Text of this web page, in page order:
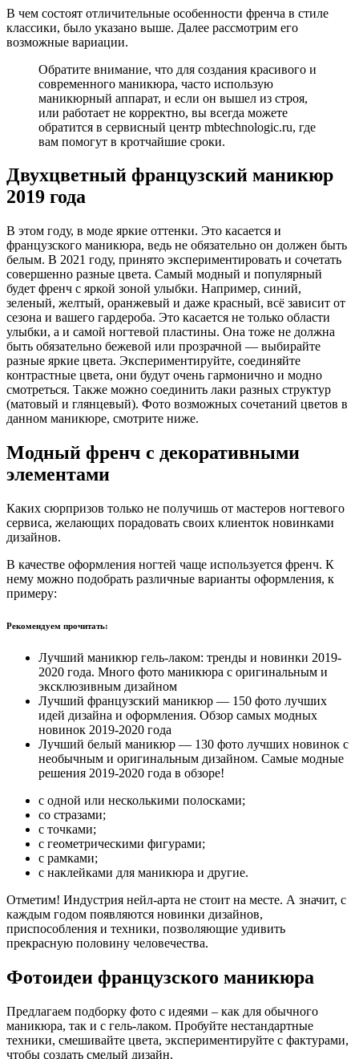
В чем состоят отличительные особенности френча в стиле
классики, было указано выше. Далее рассмотрим его
возможные вариации.
Обратите внимание, что для создания красивого и
современного маникюра, часто использую
маникюрный аппарат, и если он вышел из строя,
или работает не корректно, вы всегда можете
обратится в сервисный центр mbtechnologic.ru, где
вам помогут в кротчайшие сроки.
Двухцветный французский маникюр
2019 года
В этом году, в моде яркие оттенки. Это касается и
французского маникюра, ведь не обязательно он должен быть
белым. В 2021 году, принято экспериментировать и сочетать
совершенно разные цвета. Самый модный и популярный
будет френч с яркой зоной улыбки. Например, синий,
зеленый, желтый, оранжевый и даже красный, всё зависит от
сезона и вашего гардероба. Это касается не только области
улыбки, а и самой ногтевой пластины. Она тоже не должна
быть обязательно бежевой или прозрачной — выбирайте
разные яркие цвета. Экспериментируйте, соединяйте
контрастные цвета, они будут очень гармонично и модно
смотреться. Также можно соединить лаки разных структур
(матовый и глянцевый). Фото возможных сочетаний цветов в
данном маникюре, смотрите ниже.
Модный френч с декоративными
элементами
Каких сюрпризов только не получишь от мастеров ногтевого
сервиса, желающих порадовать своих клиенток новинками
дизайнов.
В качестве оформления ногтей чаще используется френч. К
нему можно подобрать различные варианты оформления, к
примеру:
Рекомендуем прочитать:
Лучший маникюр гель-лаком: тренды и новинки 2019-
2020 года. Много фото маникюра с оригинальным и
эксклюзивным дизайном
Лучший французский маникюр — 150 фото лучших
идей дизайна и оформления. Обзор самых модных
новинок 2019-2020 года
Лучший белый маникюр — 130 фото лучших новинок с
необычным и оригинальным дизайном. Самые модные
решения 2019-2020 года в обзоре!
с одной или несколькими полосками;
со стразами;
с точками;
с геометрическими фигурами;
с рамками;
с наклейками для маникюра и другие.
Отметим! Индустрия нейл-арта не стоит на месте. А значит, с
каждым годом появляются новинки дизайнов,
приспособления и техники, позволяющие удивить
прекрасную половину человечества.
Фотоидеи французского маникюра
Предлагаем подборку фото с идеями – как для обычного
маникюра, так и с гель-лаком. Пробуйте нестандартные
техники, смешивайте цвета, экспериментируйте с фактурами,
чтобы создать смелый дизайн.